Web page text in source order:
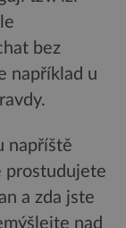
bez
například u
napříště
prostudujete
a zda jste
nad